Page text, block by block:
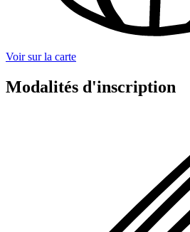
Voir sur la carte
Modalités d'inscription